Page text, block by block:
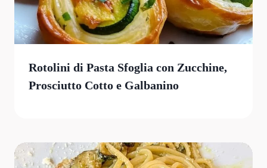
Rotolini di Pasta Sfoglia con Zucchine,
Prosciutto Cotto e Galbanino